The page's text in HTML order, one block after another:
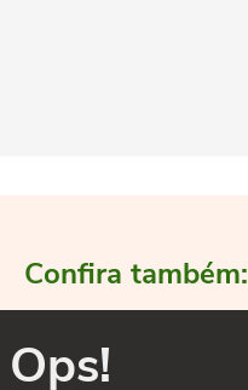
Confira também:
Ops!